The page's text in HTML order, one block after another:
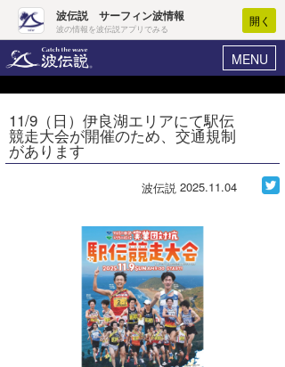
波伝説 サーフィン波情報
波の情報を波伝説アプリでみる
開く
MENU
ヘルプ マイホーム
ログイン
WAVE HUNTER波予想ツール
サーフィンエリアガイド
11/9（日）伊良湖エリアにて駅伝
競走大会が開催のため、交通規制
があります
波伝説 2025.11.04
Core Surf Japan
コンテスト
ファッション/グッズ
アート＆エンタメ
ショップ情報